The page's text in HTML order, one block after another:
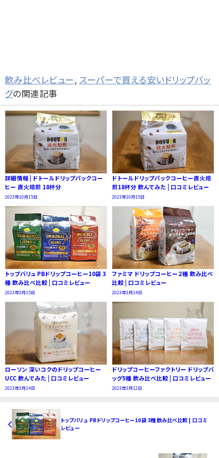
飲み比べレビュー, スーパーで買える安いドリップバッ
グの関連記事
詳細情報 | ドトールドリップパックコー
ヒー 直火焙煎 18杯分
2023年10月15日
ドトールドリップパックコーヒー直火焙
煎18杯分 飲んでみた | 口コミレビュー
2023年10月15日
トップバリュ PBドリップコーヒー10袋 3
種 飲み比べ比較 | 口コミレビュー
2023年3月15日
ファミマ ドリップコーヒー２種 飲み比べ
比較 | 口コミレビュー
2023年3月14日
ローソン 深いコクのドリップコーヒー
UCC 飲んでみた | 口コミレビュー
2023年3月14日
ドリップコーヒーファクトリー ドリップバ
ッグ5種 飲み比べ比較 | 口コミレビュー
2023年3月12日
トップバリュ PBドリップコーヒー10袋 3種 飲み比べ比較 | 口コミ
レビュー